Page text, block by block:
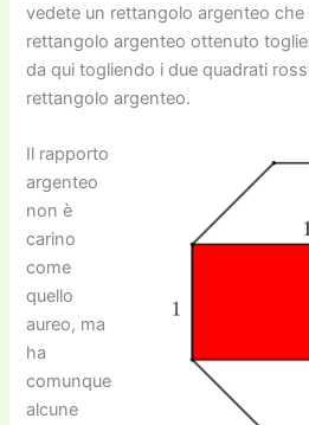
vedete un rettangolo argenteo
rettangolo argenteo ottenuto
da qui togliendo i due quadrati
rettangolo argenteo.
Il rapporto
argenteo
non è
carino
come
quello
aureo, ma
ha
comunque
alcune